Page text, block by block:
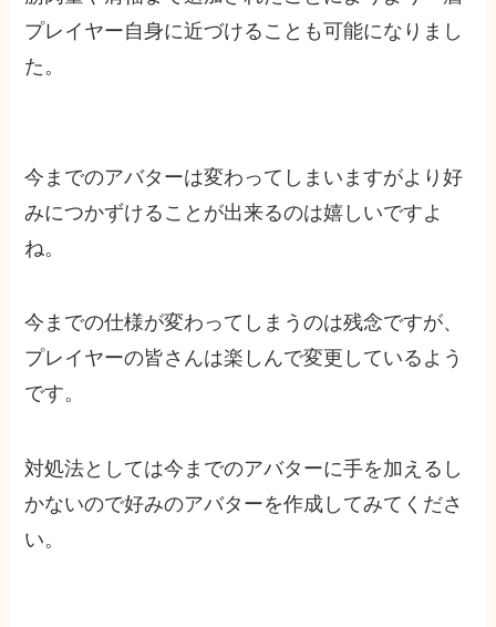
プレイヤー自身に近づけることも可能になりまし
た。
今までのアバターは変わってしまいますがより好
みにつかずけることが出来るのは嬉しいですよ
ね。
今までの仕様が変わってしまうのは残念ですが、
プレイヤーの皆さんは楽しんで変更しているよう
です。
対処法としては今までのアバターに手を加えるし
かないので好みのアバターを作成してみてくださ
い。